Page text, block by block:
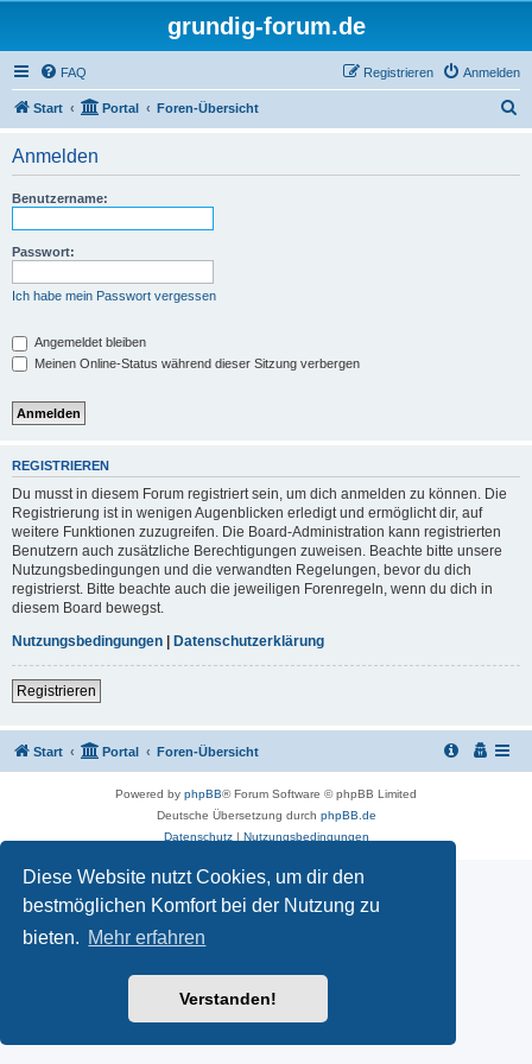
Diese Website nutzt Cookies, um dir den
bestmöglichen Komfort bei der Nutzung zu
bieten. Mehr erfahren
Verstanden!
grundig-forum.de
FAQ Anmelden
Registrieren
Start Portal Foren-Übersicht
Anmelden
Benutzername:
Passwort:
Ich habe mein Passwort vergessen
Angemeldet bleiben
Meinen Online-Status während dieser Sitzung verbergen
REGISTRIEREN
Du musst in diesem Forum registriert sein, um dich anmelden zu können. Die
Registrierung ist in wenigen Augenblicken erledigt und ermöglicht dir, auf
weitere Funktionen zuzugreifen. Die Board-Administration kann registrierten
Benutzern auch zusätzliche Berechtigungen zuweisen. Beachte bitte unsere
Nutzungsbedingungen und die verwandten Regelungen, bevor du dich
registrierst. Bitte beachte auch die jeweiligen Forenregeln, wenn du dich in
diesem Board bewegst.
Nutzungsbedingungen | Datenschutzerklärung
Registrieren
Start Portal Foren-Übersicht
Powered by phpBB® Forum Software © phpBB Limited
Deutsche Übersetzung durch phpBB.de
Datenschutz| Nutzungsbedingungen